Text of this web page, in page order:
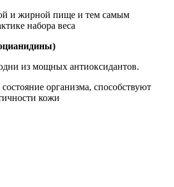
и жирной пище и тем самым
набора веса
из мощных антиоксидантов.
организма, способствуют
кожи